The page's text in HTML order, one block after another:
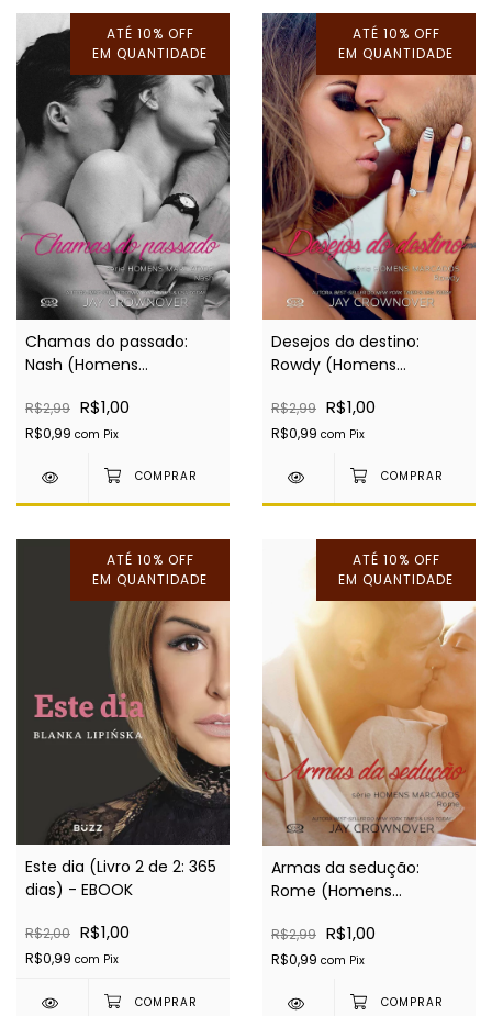
ATÉ 10% OFF
EM QUANTIDADE
Chamas do passado:
Nash (Homens
EBOOK
R$2,99 R$1,00
R$0,99 com Pix
ATÉ 10% OFF
EM QUANTIDADE
Desejos do destino:
Rowdy (Homens
EBOOK
R$2,99 R$1,00
R$0,99 com Pix
ATÉ 10% OFF
EM QUANTIDADE
Este dia (Livro 2 de 2: 365
dias) - EBOOK
R$2,00 R$1,00
R$0,99 com Pix
ATÉ 10% OFF
EM QUANTIDADE
Armas da sedução:
Rome (Homens
EBOOK
R$2,99 R$1,00
R$0,99 com Pix